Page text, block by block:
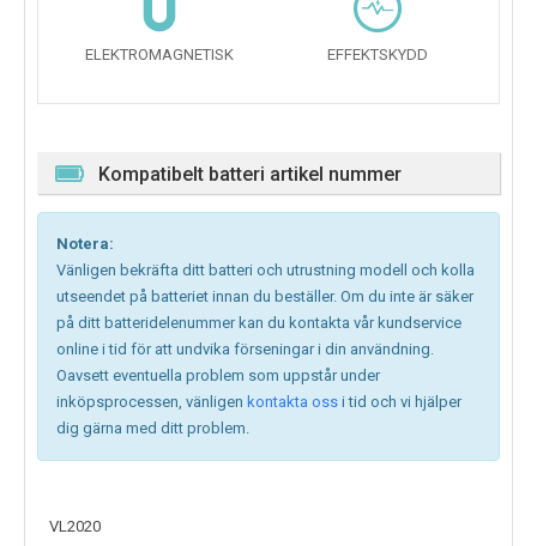
ELEKTROMAGNETISK EFFEKTSKYDD
Kompatibelt batteri artikel nummer
Notera:
Vänligen bekräfta ditt batteri och utrustning modell och kolla
utseendet på batteriet innan du beställer. Om du inte är säker
på ditt batteridelenummer kan du kontakta vår kundservice
online i tid för att undvika förseningar i din användning.
Oavsett eventuella problem som uppstår under
inköpsprocessen, vänligen kontakta oss i tid och vi hjälper
dig gärna med ditt problem.
VL2020